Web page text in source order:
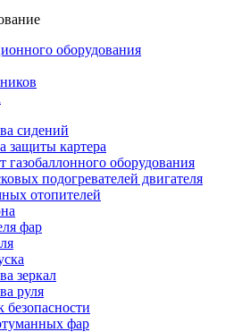
оборудования
сидений
защиты картера
газобаллонного оборудования
подогревателей двигателя
отопителей
фар
зеркал
руля
безопасности
фар